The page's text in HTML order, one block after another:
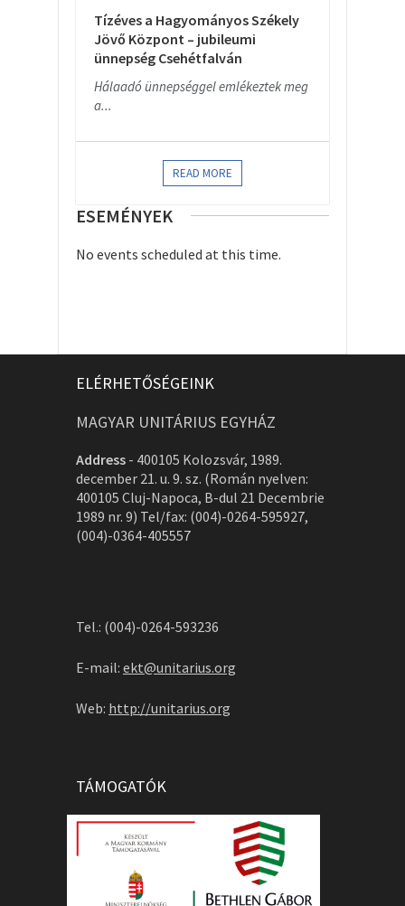
Tízéves a Hagyományos Székely
Jövő Központ – jubileumi
ünnepség Csehétfalván
Hálaadó ünnepséggel emlékeztek meg
a...
READ MORE
ESEMÉNYEK
No events scheduled at this time.
ELÉRHETŐSÉGEINK
MAGYAR UNITÁRIUS EGYHÁZ
Address - 400105 Kolozsvár, 1989.
december 21. u. 9. sz. (Román nyelven:
400105 Cluj-Napoca, B-dul 21 Decembrie
1989 nr. 9) Tel/fax: (004)-0264-595927,
(004)-0364-405557
Tel.: (004)-0264-593236
E-mail: ekt@unitarius.org
Web: http://unitarius.org
TÁMOGATÓK